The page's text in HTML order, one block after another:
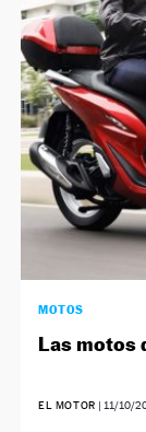
NEWSLETTER
SÍGUENOS
MOTOS
Las motos
EL MOTOR | 11/10/